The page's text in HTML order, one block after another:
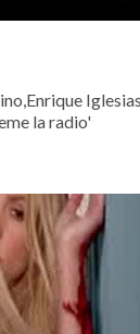
la radio'